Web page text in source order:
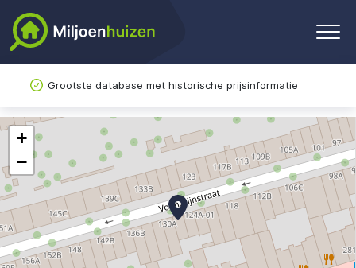
Grootste database met historische prijsinformatie
+
−